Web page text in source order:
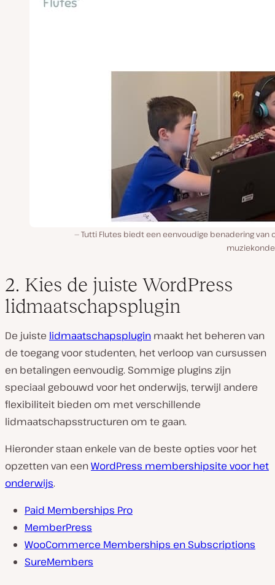
Tutti Flutes biedt een eenvoudige benadering van
2. Kies de juiste WordPress
lidmaatschapsplugin
De juiste lidmaatschapsplugin maakt het beheren van
de toegang voor studenten, het verloop van cursussen
en betalingen eenvoudig. Sommige plugins zijn
speciaal gebouwd voor het onderwijs, terwijl andere
flexibiliteit bieden om met verschillende
lidmaatschapsstructuren om te gaan.
Hieronder staan enkele van de beste opties voor het
opzetten van eenWordPress membershipsite voor het
onderwijs.
Paid Memberships Pro
MemberPress
WooCommerce Memberships en Subscriptions
SureMembers